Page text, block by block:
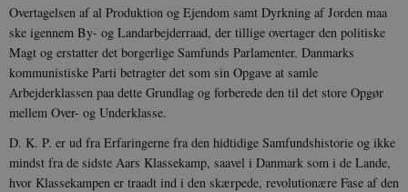
Overtagelsen af al Produktion og Ejendom samt Dyrkning af Jorden maa
ske igennem By- og Landarbejderraad, der tillige overtager den politiske
Magt og erstatter det borgerlige Samfunds Parlamenter. Danmarks
kommunistiske Parti betragter det som sin Opgave at samle
Arbejderklassen paa dette Grundlag og forberede den til det store Opgør
mellem Over- og Underklasse.
D. K. P. er ud fra Erfaringerne fra den hidtidige Samfundshistorie og ikke
mindst fra de sidste Aars Klassekamp, saavel i Danmark som i de Lande,
hvor Klassekampen er traadt ind i den skærpede, revolutionære Fase af den